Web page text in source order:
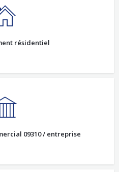
résidentiel
09310 / entreprise